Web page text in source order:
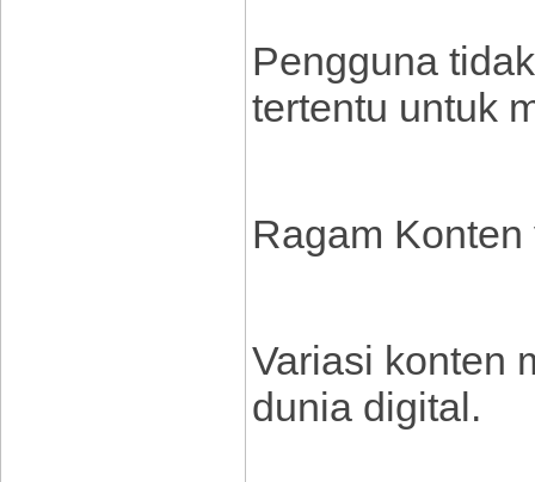
Pengguna
tertentu untuk
Ragam
Variasi konten
dunia digital.